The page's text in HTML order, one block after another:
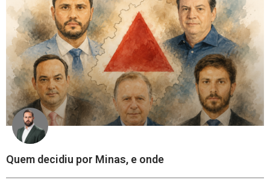
Quem decidiu por Minas, e onde